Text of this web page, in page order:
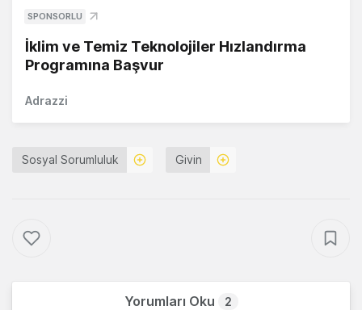
SPONSORLU
İklim ve Temiz Teknolojiler Hızlandırma
Programına Başvur
Adrazzi
Sosyal Sorumluluk Givin
Yorumları Oku 2